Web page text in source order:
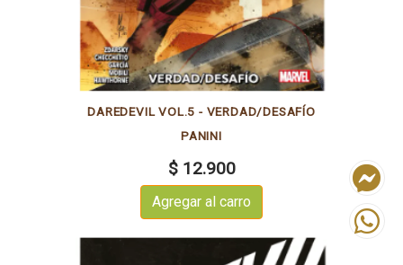
DAREDEVIL VOL.5 - VERDAD/DESAFÍO
PANINI
$ 12.900
Agregar al carro